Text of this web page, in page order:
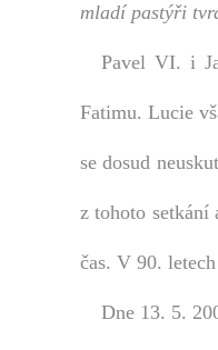
mladí pastýři
Pavel VI. i
Fatimu. Lucie
se dosud
z tohoto setkání
čas. V 90.
Dne 13. 5.